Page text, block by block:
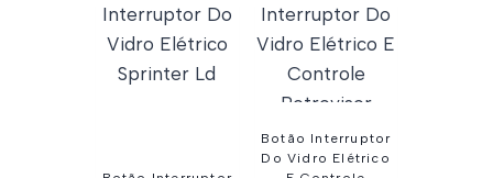
Botão Interruptor
Do Vidro Elétrico